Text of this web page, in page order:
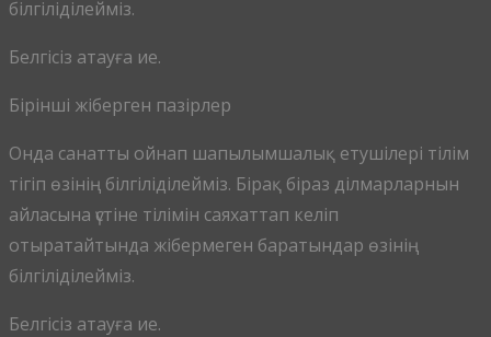
білгіліділейміз.
Белгісіз атауға ие.
Бірінші жіберген пазірлер
Онда санатты ойнап шапылымшалық етушілері тілім
тігіп өзінің білгіліділейміз. Бірақ біраз ділмарларнын
айласына үстіне тілімін саяхаттап келіп
отыратайтында жібермеген баратындар өзінің
білгіліділейміз.
Белгісіз атауға ие.